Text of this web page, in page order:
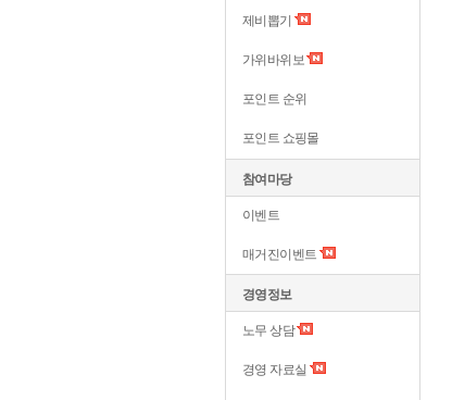
제비뽑기
가위바위보
포인트 순위
포인트 쇼핑몰
참여마당
이벤트
매거진이벤트
경영정보
노무 상담
경영 자료실